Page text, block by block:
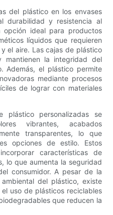
del plástico en los envases
durabilidad y resistencia al
ideal para productos
líquidos que requieren
el aire. Las cajas de plástico
mantienen la integridad del
Además, el plástico permite
mediante procesos
de lograr con materiales
plástico personalizadas se
vibrantes, acabados
transparentes, lo que
opciones de estilo. Estos
características de
lo que aumenta la seguridad
consumidor. A pesar de la
del plástico, existe
uso de plásticos reciclables
que reducen la